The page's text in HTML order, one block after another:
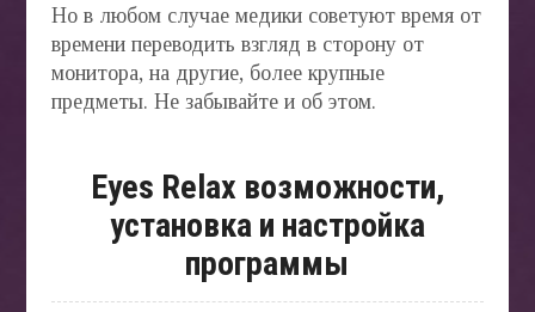
Но в любом случае медики советуют время от
времени переводить взгляд в сторону от
монитора, на другие, более крупные
предметы. Не забывайте и об этом.
Eyes Relax возможности,
установка и настройка
программы